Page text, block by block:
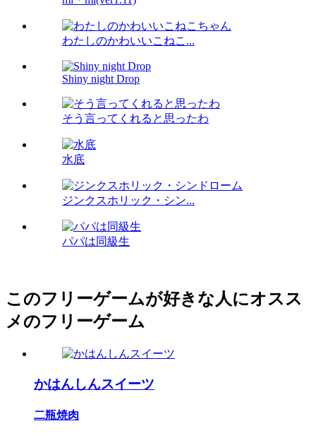
わたしのかわいいこねこ...
Shiny night Drop
そう言ってくれると思ったわ
水底
ジンクスホリック・シン...
パパは同級生
このフリーゲームが好きな人にオスス
メのフリーゲーム
かはんしんスイーツ
二瓶焼肉